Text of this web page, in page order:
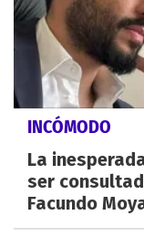
INCÓMODO
La
ser
Facundo